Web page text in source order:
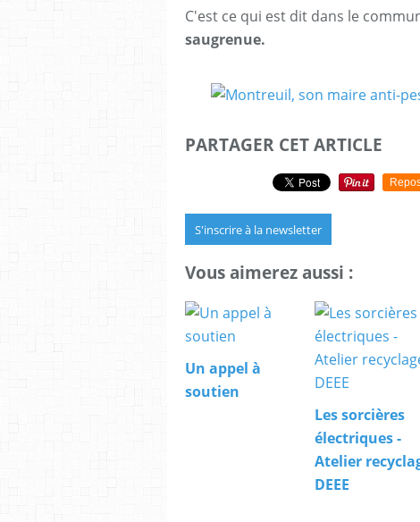
C'est ce qui est dit dans le
saugrenue.
PARTAGER CET ARTICLE
S'inscrire à la newsletter
Vous aimerez aussi :
Un appel à
soutien
Les sorcières
électriques -
Atelier
DEEE